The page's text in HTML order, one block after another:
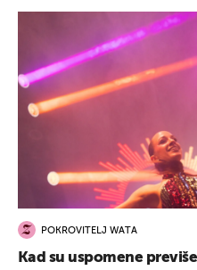
POKROVITELJ WATA
Kad su uspomene